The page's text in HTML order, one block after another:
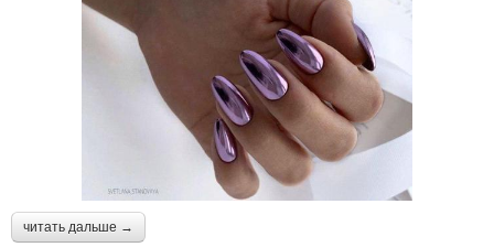
читать дальше →